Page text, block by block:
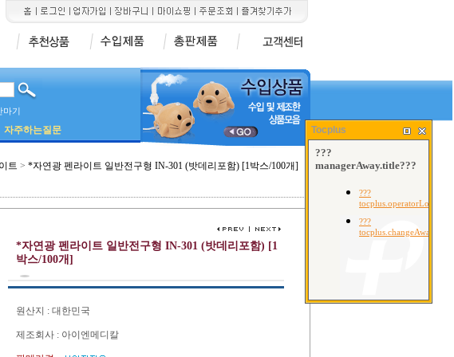
마기
자주하는질문
트 > *자연광 펜라이트 일반전구형 IN-301 (밧데리포함) [1박스/100개]
*자연광 펜라이트 일반전구형 IN-301 (밧데리포함) [1
박스/100개]
원산지 : 대한민국
제조회사 : 아이엔메디칼
Tocplus